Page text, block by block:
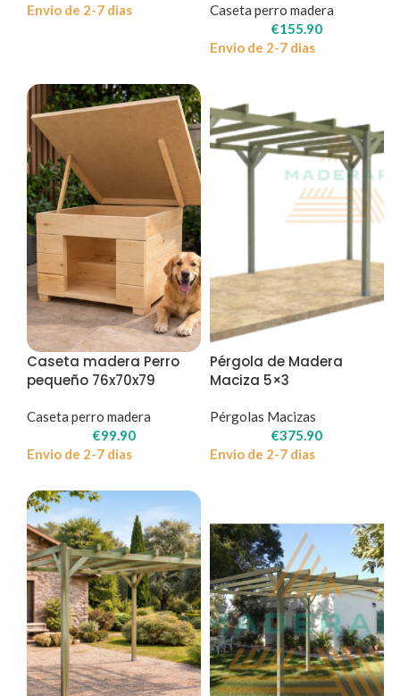
Envio de 2-7 dias
Caseta perro madera
€155.90
Envio de 2-7 dias
Caseta madera Perro
pequeño 76x70x79
Caseta perro madera
€99.90
Envio de 2-7 dias
Pérgola de Madera
Maciza 5×3
Pérgolas Macizas
€375.90
Envio de 2-7 dias